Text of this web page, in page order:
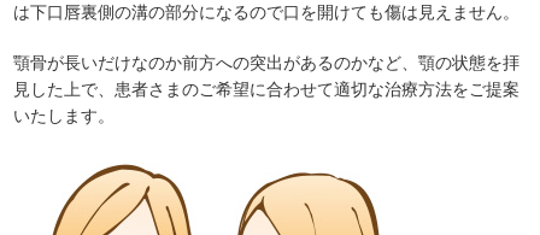
は下口唇裏側の溝の部分になるので口を開けても傷は見えません。
顎骨が長いだけなのか前方への突出があるのかなど、顎の状態を拝
見した上で、患者さまのご希望に合わせて適切な治療方法をご提案
いたします。